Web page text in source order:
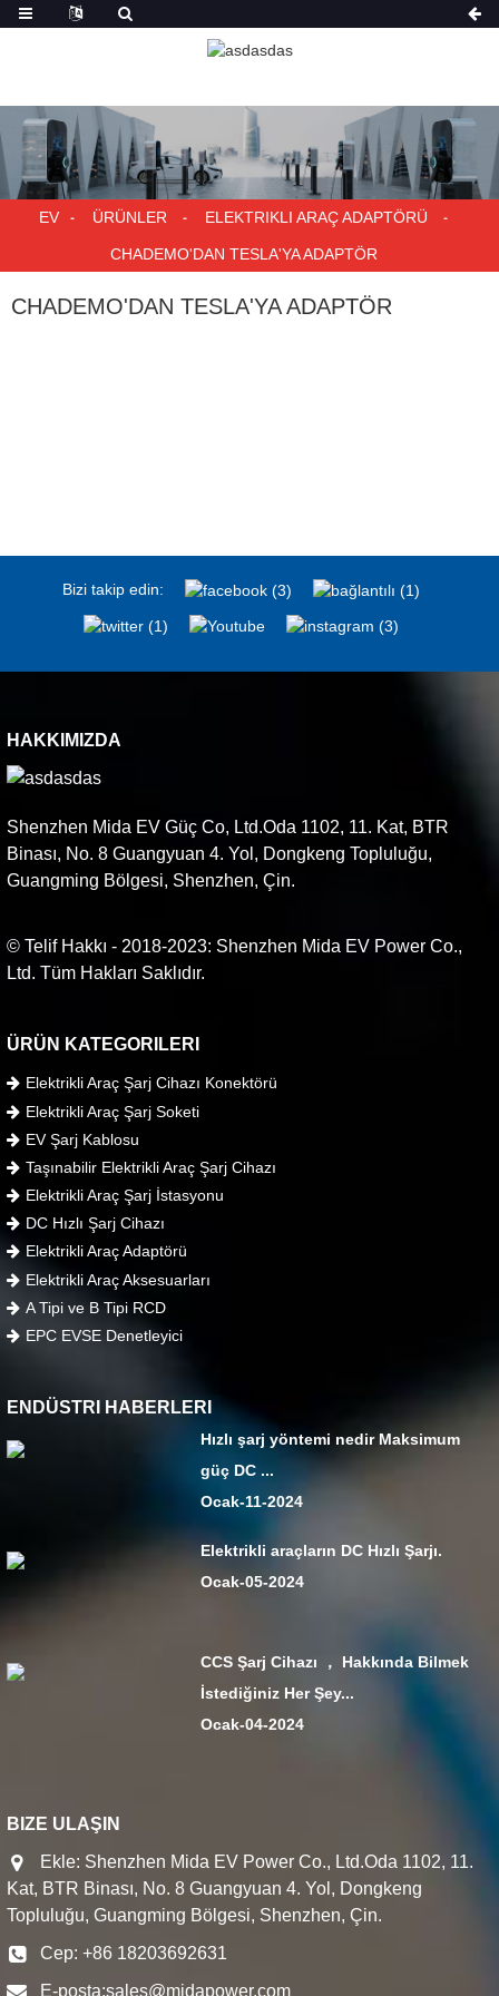
EV ÜRÜNLER ELEKTRIKLI ARAÇ ADAPTÖRÜ
CHADEMO'DAN TESLA'YA ADAPTÖR
CHADEMO'DAN TESLA'YA ADAPTÖR
Bizi takip edin:
HAKKIMIZDA
Shenzhen Mida EV Güç Co, Ltd.Oda 1102, 11. Kat, BTR
Binası, No. 8 Guangyuan 4. Yol, Dongkeng Topluluğu,
Guangming Bölgesi, Shenzhen, Çin.
© Telif Hakkı - 2018-2023: Shenzhen Mida EV Power Co.,
Ltd. Tüm Hakları Saklıdır.
ÜRÜN KATEGORILERI
Elektrikli Araç Şarj Cihazı Konektörü
Elektrikli Araç Şarj Soketi
EV Şarj Kablosu
Taşınabilir Elektrikli Araç Şarj Cihazı
Elektrikli Araç Şarj İstasyonu
DC Hızlı Şarj Cihazı
Elektrikli Araç Adaptörü
Elektrikli Araç Aksesuarları
A Tipi ve B Tipi RCD
EPC EVSE Denetleyici
ENDÜSTRI HABERLERI
Hızlı şarj yöntemi nedir Maksimum
güç DC ...
Ocak-11-2024
Elektrikli araçların DC Hızlı Şarjı.
Ocak-05-2024
CCS Şarj Cihazı ， Hakkında Bilmek
İstediğiniz Her Şey...
Ocak-04-2024
BIZE ULAŞIN
Ekle: Shenzhen Mida EV Power Co., Ltd.Oda 1102, 11.
Kat, BTR Binası, No. 8 Guangyuan 4. Yol, Dongkeng
Topluluğu, Guangming Bölgesi, Shenzhen, Çin.
Cep: +86 18203692631
E-posta:sales@midapower.com